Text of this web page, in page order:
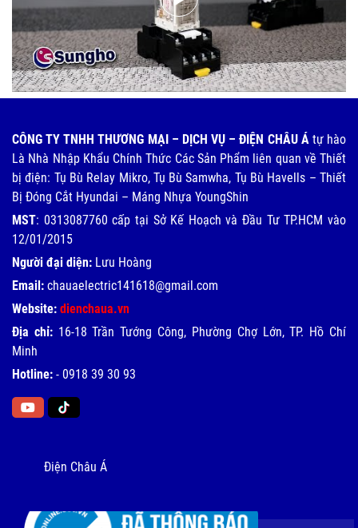
CÔNG TY TNHH THƯƠNG MẠI – DỊCH VỤ – ĐIỆN CHÂU Á tự hào
Là Nhà Nhập Khẩu Chính Thức Các Sản Phẩm liên quan về Thiết
bị điện: Tụ Bù Relay Mikro, Tụ Bù Samwha, Tụ Bù Havells – Thiết
Bị Đóng Cắt Hyundai – Máng Nhựa YoungShin
MST: 0313087760 cấp tại Sở Kế Hoạch và Đầu Tư TP.HCM vào
12/01/2015
Người đại diện: Lưu Hoàng
Email: chauaelectric141618@gmail.com
Website: dienchaua.vn
Địa chỉ: 16-18 Trần Tướng Công, Phường Chợ Lớn, TP. Hồ Chí
Minh
Hotline: - 0918 39 30 93
Điện Châu Á